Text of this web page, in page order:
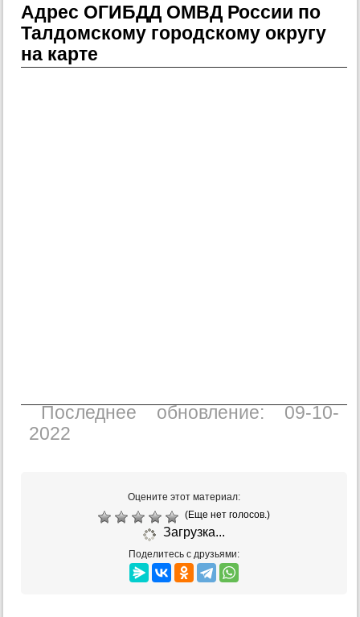
Адрес ОГИБДД ОМВД России по
Талдомскому городскому округу
на карте
Последнее обновление: 09-10-
2022
Оцените этот материал:
(Еще нет голосов.)
Загрузка...
Поделитесь с друзьями: